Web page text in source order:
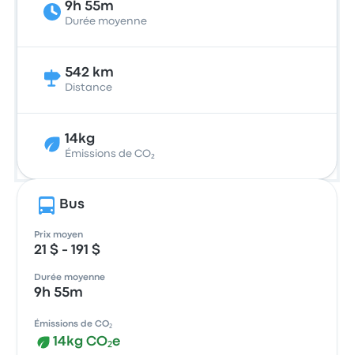
9h 55m
Durée moyenne
542 km
Distance
14kg
Émissions de CO₂
Bus
Prix moyen
21 $ - 191 $
Durée moyenne
9h 55m
Émissions de CO₂
14kg CO₂e